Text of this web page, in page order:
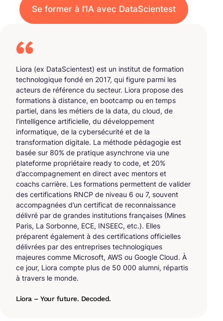
Se former à l’IA avec DataScientest
Liora (ex DataScientest) est un institut de formation
technologique fondé en 2017, qui figure parmi les
acteurs de référence du secteur. Liora propose des
formations à distance, en bootcamp ou en temps
partiel, dans les métiers de la data, du cloud, de
l’intelligence artificielle, du développement
informatique, de la cybersécurité et de la
transformation digitale. La méthode pédagogie est
basée sur 80% de pratique asynchrone via une
plateforme propriétaire ready to code, et 20%
d’accompagnement en direct avec mentors et
coachs carrière. Les formations permettent de valider
des certifications RNCP de niveau 6 ou 7, souvent
accompagnées d’un certificat de reconnaissance
délivré par de grandes institutions françaises (Mines
Paris, La Sorbonne, ECE, INSEEC, etc.). Elles
préparent également à des certifications officielles
délivrées par des entreprises technologiques
majeures comme Microsoft, AWS ou Google Cloud. À
ce jour, Liora compte plus de 50 000 alumni, répartis
à travers le monde.
Liora – Your future. Decoded.